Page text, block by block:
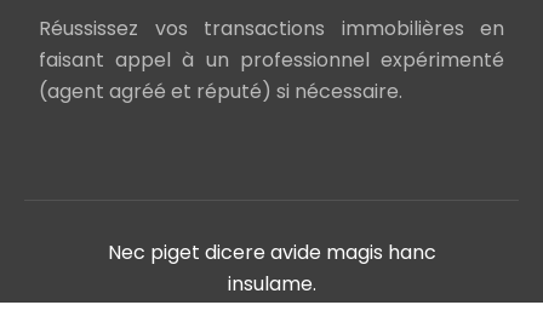
Réussissez vos transactions immobilières en
faisant appel à un professionnel expérimenté
(agent agréé et réputé) si nécessaire.
Nec piget dicere avide magis hanc
insulame.